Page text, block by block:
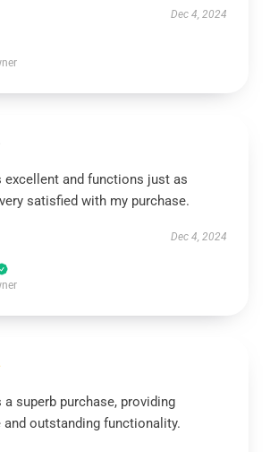
Dec 4, 2024
excellent and functions just as
satisfied with my purchase.
Dec 4, 2024
superb purchase, providing
and outstanding functionality.